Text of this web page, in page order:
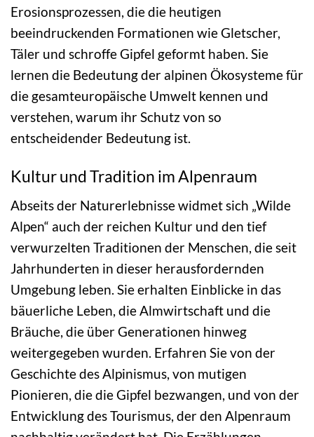
Erosionsprozessen, die die heutigen
beeindruckenden Formationen wie Gletscher,
Täler und schroffe Gipfel geformt haben. Sie
lernen die Bedeutung der alpinen Ökosysteme für
die gesamteuropäische Umwelt kennen und
verstehen, warum ihr Schutz von so
entscheidender Bedeutung ist.
Kultur und Tradition im Alpenraum
Abseits der Naturerlebnisse widmet sich „Wilde
Alpen“ auch der reichen Kultur und den tief
verwurzelten Traditionen der Menschen, die seit
Jahrhunderten in dieser herausfordernden
Umgebung leben. Sie erhalten Einblicke in das
bäuerliche Leben, die Almwirtschaft und die
Bräuche, die über Generationen hinweg
weitergegeben wurden. Erfahren Sie von der
Geschichte des Alpinismus, von mutigen
Pionieren, die die Gipfel bezwangen, und von der
Entwicklung des Tourismus, der den Alpenraum